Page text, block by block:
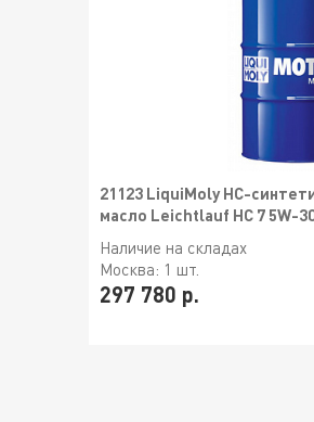
21123 LiquiMoly НС-
масло Leichtlauf HC 7 5W-
Наличие на складах
Москва: 1 шт.
297 780 р.